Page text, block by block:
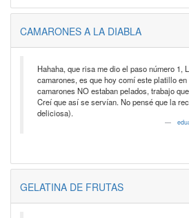
CAMARONES A LA DIABLA
Hahaha, que risa me dio el paso número 1,
camarones, es que hoy comí este platillo
camarones NO estaban pelados, trabajo
Creí que así se servían. No pensé que la
deliciosa).
GELATINA DE FRUTAS